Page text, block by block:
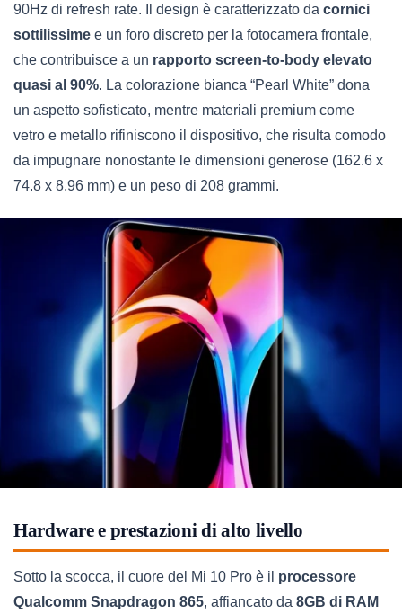
90Hz di refresh rate. Il design è caratterizzato da cornici
sottilissime e un foro discreto per la fotocamera frontale,
che contribuisce a un rapporto screen-to-body elevato
quasi al 90%. La colorazione bianca “Pearl White” dona
un aspetto sofisticato, mentre materiali premium come
vetro e metallo rifiniscono il dispositivo, che risulta comodo
da impugnare nonostante le dimensioni generose (162.6 x
74.8 x 8.96 mm) e un peso di 208 grammi.
Hardware e prestazioni di alto livello
Sotto la scocca, il cuore del Mi 10 Pro è il processore
Qualcomm Snapdragon 865, affiancato da 8GB di RAM